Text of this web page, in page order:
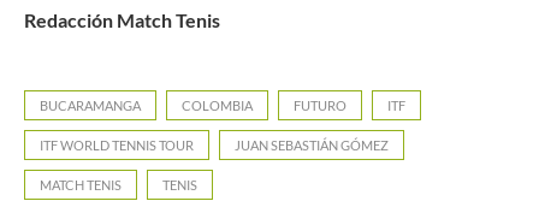
Redacción Match Tenis
BUCARAMANGA COLOMBIA FUTURO ITF
ITF WORLD TENNIS TOUR JUAN SEBASTIÁN GÓMEZ
MATCH TENIS TENIS